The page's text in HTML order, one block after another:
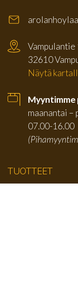
Vampulantie
32610
Näytä
Myyntimme
maanantai –
07.00-16.00
TUOTTEET